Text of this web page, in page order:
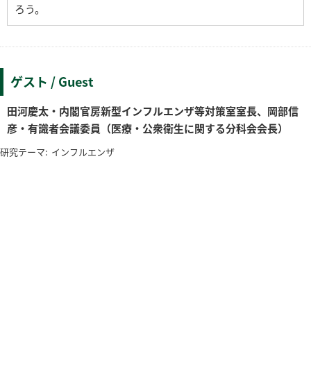
ろう。
ゲスト / Guest
田河慶太・内閣官房新型インフルエンザ等対策室室長、岡部信
彦・有識者会議委員（医療・公衆衛生に関する分科会会長）
研究テーマ: インフルエンザ